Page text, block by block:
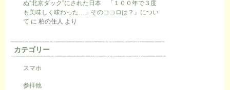
ぬ“北京ダック”にされた日本 「１００年で３度
も美味しく味わった…」そのココロは？』につい
て に 柏の住人 より
カテゴリー
スマホ
参拝他